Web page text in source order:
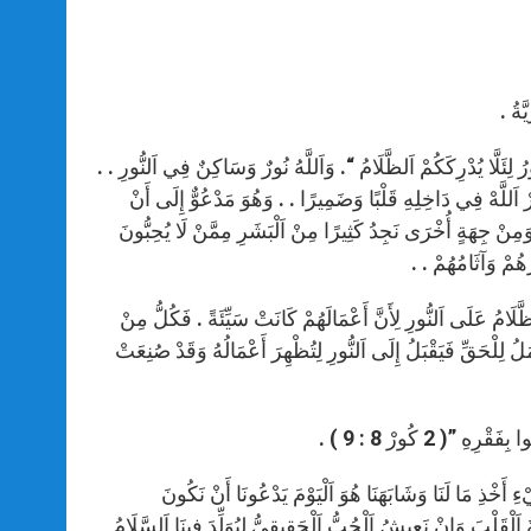
.
لِئَلَّا يُدْرِكَكُمْ اَلظَّلَامُ “. وَاَللَّهُ نُورٌ وَسَاكِنٌ فِي اَلنُّورِ . .
فِي دَاخِلِهِ قَلْبًا وَضَمِيرًا . . وَهُوَ مَدْعُوٌّ إِلَى أَنْ
جِهَةٍ أُخْرَى نَجِدُ كَثِيرًا مِنْ اَلْبَشَرِ مِمَّنْ لَا يُحِبُّونَ
وَآثَامُهُمْ . .
عَلَى اَلنُّورِ لِأَنَّ أَعْمَالَهُمْ كَانَتْ سَيِّئَةً . فَكُلُّ مِنْ
لِلْحَقِّ فَيَقْبَلُ إِلَى اَلنُّورِ لِتُظْهِرَ أَعْمَالُهُ وَقَدْ صُنِعَتْ
كُورْ 8 : 9 ) .
مَا لَنَا وَشَابَهَنَا هُوَ اَلْيَوْمَ يَدْعُونَا أَنْ نَكُونَ